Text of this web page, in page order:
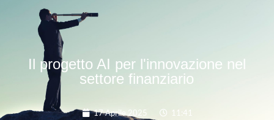
Il progetto AI per l'innovazione nel
settore finanziario
17 Aprile 2025 11:41